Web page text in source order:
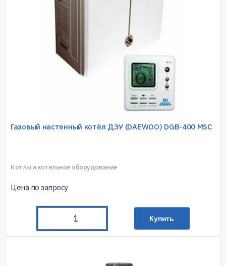
Газовый настенный котёл ДЭУ (DAEWOO) DGB-400 MSC
Котлы и котельное оборудование
Цена по запросу
Купить